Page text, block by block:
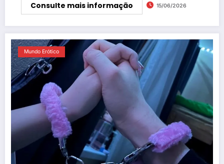
Consulte mais informação 15/06/2026
Mundo Erótico